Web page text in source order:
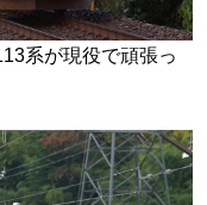
系が現役で頑張っ